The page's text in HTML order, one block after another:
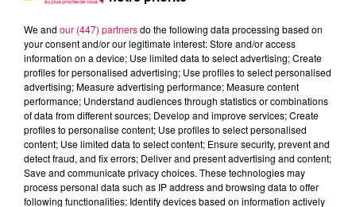
Canal fm
Geoffrey Deloux
27.05.2026 - Alice a vu un show de dragqueens
0:00 3 min 4 sec
We and our (447) partnersdo the following data processing based on
your consent and/or our legitimate interest: Store and/or access
information on a device; Use limited data to select advertising; Create
profiles for personalised advertising; Use profiles to select personalised
advertising; Measure advertising performance; Measure content
performance; Understand audiences through statistics or combinations
of data from different sources; Develop and improve services; Create
profiles to personalise content; Use profiles to select personalised
content; Use limited data to select content; Ensure security, prevent and
detect fraud, and fix errors; Deliver and present advertising and content;
Save and communicate privacy choices. These technologies may
process personal data such as IP address and browsing data to offer
following functionalities: Identify devices based on information actively